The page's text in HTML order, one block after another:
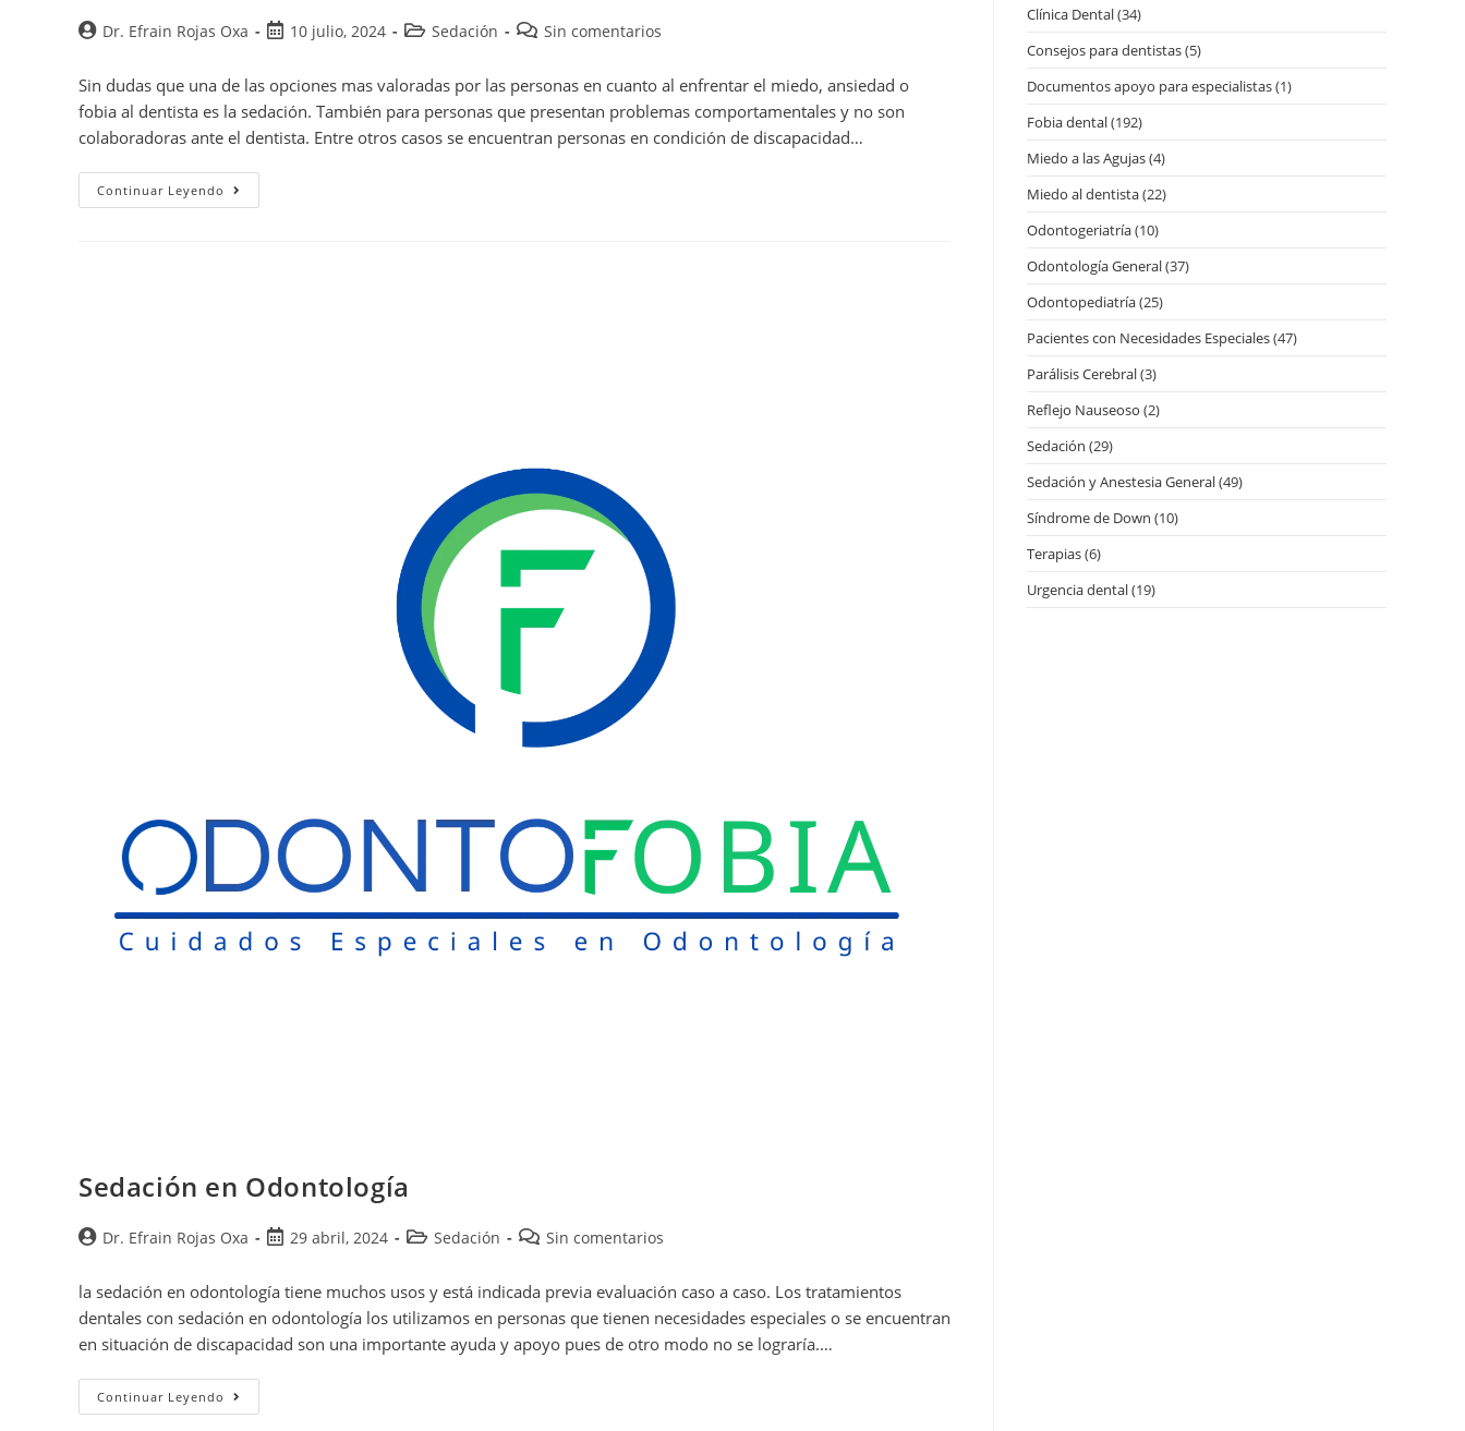
Dr. Efrain Rojas Oxa 10 julio, 2024 Sedación Sin comentarios
Sin dudas que una de las opciones mas valoradas por las personas en cuanto al enfrentar el miedo, ansiedad o
fobia al dentista es la sedación. También para personas que presentan problemas comportamentales y no son
colaboradoras ante el dentista. Entre otros casos se encuentran personas en condición de discapacidad…
Continuar Leyendo
Sedación en Odontología
Dr. Efrain Rojas Oxa 29 abril, 2024 Sedación Sin comentarios
la sedación en odontología tiene muchos usos y está indicada previa evaluación caso a caso. Los tratamientos
dentales con sedación en odontología los utilizamos en personas que tienen necesidades especiales o se encuentran
en situación de discapacidad son una importante ayuda y apoyo pues de otro modo no se lograría.…
Continuar Leyendo
Clínica Dental(34)
Consejos para dentistas(5)
Documentos apoyo para especialistas(1)
Fobia dental(192)
Miedo a las Agujas(4)
Miedo al dentista(22)
Odontogeriatría(10)
Odontología General(37)
Odontopediatría(25)
Pacientes con Necesidades Especiales(47)
Parálisis Cerebral(3)
Reflejo Nauseoso (2)
Sedación (29)
Sedación y Anestesia General(49)
Síndrome de Down (10)
Terapias(6)
Urgencia dental(19)